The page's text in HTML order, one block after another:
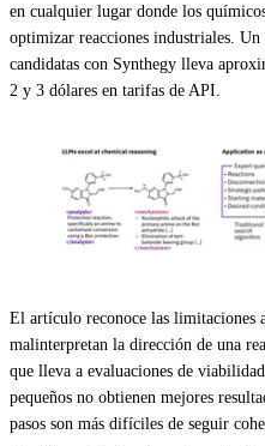
en cualquier lugar donde los
optimizar reacciones industriales.
candidatas con Synthegy lleva
2 y 3 dólares en tarifas de API.
El artículo reconoce las limitaciones
malinterpretan la dirección de una
que lleva a evaluaciones de
pequeños no obtienen mejores
pasos son más difíciles de seguir